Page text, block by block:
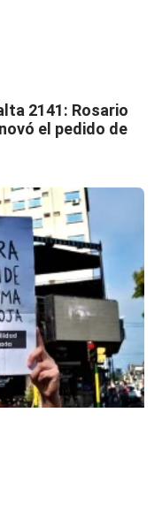
2141: Rosario
el pedido de